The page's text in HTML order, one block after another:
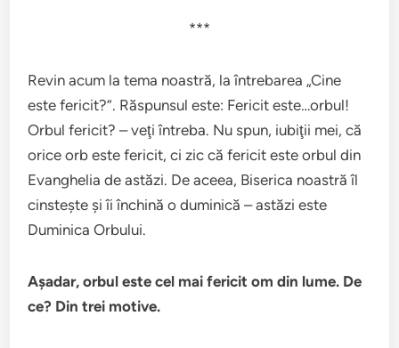
***
Revin acum la tema noastră, la întrebarea „Cine
este fericit?”. Răspunsul este: Fericit este…orbul!
Orbul fericit? – veţi întreba. Nu spun, iubiţii mei, că
orice orb este fericit, ci zic că fericit este orbul din
Evanghelia de astăzi. De aceea, Biserica noastră îl
cinsteşte şi îi închină o duminică – astăzi este
Duminica Orbului.
Aşadar, orbul este cel mai fericit om din lume. De
ce? Din trei motive.